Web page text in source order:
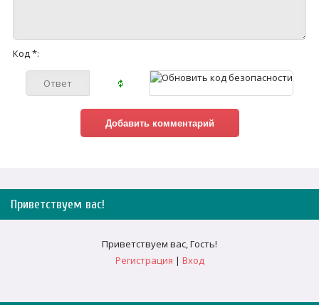
Код *:
Приветствуем вас!
Приветствуем вас,Гость!
Регистрация | Вход